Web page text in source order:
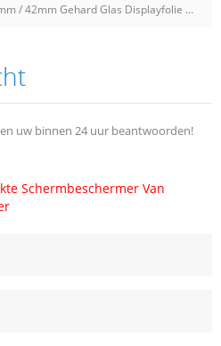
Apple Watch 38mm / 42mm Gehard Glas Displayfolie Met Volledige Dekking
uw binnen 24 uur beantwoorden!
Schermbeschermer Van